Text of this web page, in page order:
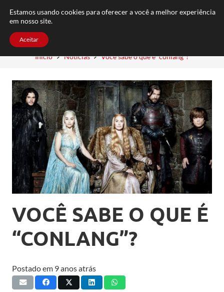
FAQ TRABALHE CONOSCO CONTATO
Início Notícias Você sabe o que é “conlang”?
VOCÊ SABE O QUE É
“CONLANG”?
Postado em 9 anos atrás
Estamos usando cookies para oferecer a você a melhor experiência
em nosso site.
Aceitar